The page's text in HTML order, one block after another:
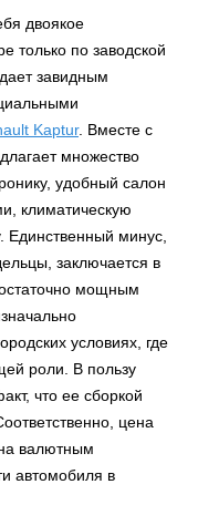
двоякое
только по заводской
завидным
Kaptur. Вместе с
множество
удобный салон
климатическую
Единственный минус,
заключается в
мощным
условиях, где
роли. В пользу
что ее сборкой
цена
валютным
автомобиля в